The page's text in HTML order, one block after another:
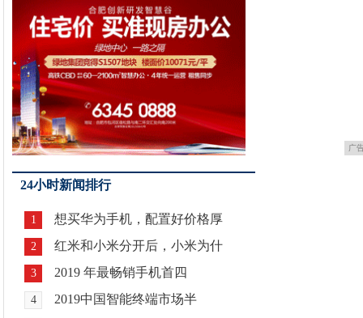
广
24小时新闻排行
1 想买华为手机，配置好价格厚
2 红米和小米分开后，小米为什
3 2019 年最畅销手机首四
4 2019中国智能终端市场半